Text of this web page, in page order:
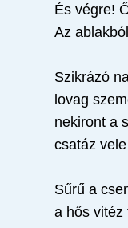
És végre!
Az
Szikrázó
lovag
nekiront a
csatáz
Sűrű a
a hős vitéz